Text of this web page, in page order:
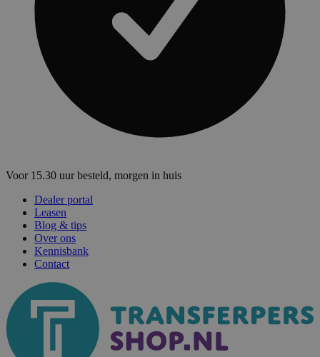
Voor 15.30 uur besteld, morgen in huis
Dealer portal
Leasen
Blog & tips
Over ons
Kennisbank
Contact